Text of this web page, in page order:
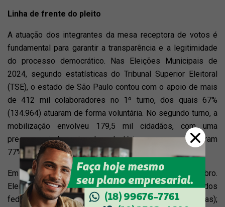
Linha de frente do pleito
A atuação dos integrantes da mesa receptora de votos é
fundamental para garantir a transparência e a legitimidade
do processo democrático. Nas Eleições Municipais de
2024, segundo estatísticas do Tribunal Superior Eleitoral
(TSE), o estado de São Paulo contou com o apoio de mais
de 412 mil colaboradores no 1º turno, dos quais 67%
(134.964) atuaram de forma voluntária. No segundo turno, a
mobilização envolveu 179,5 mil cidadãos, com uma
presença ainda maior de voluntários, que representaram
77% (137.652) do total.
Em 2026, o 1º turno será realizado em 4 de outubro.
Eleitoras e eleitores vão às urnas para escolher deputados
federais e deputados estaduais; senador (duas vagas);